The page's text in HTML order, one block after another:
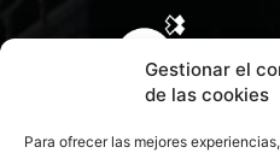
Gestionar el
de las cookies
Para ofrecer las mejores